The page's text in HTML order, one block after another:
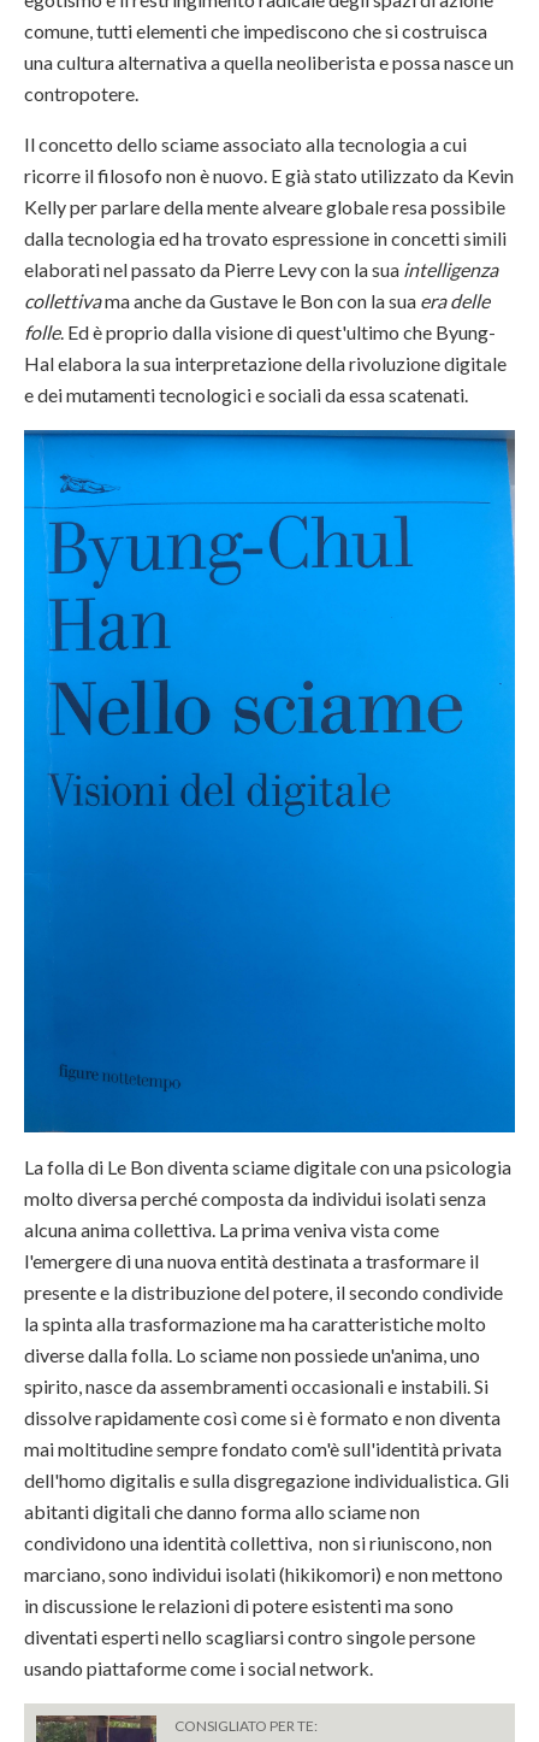
comune, tutti elementi che impediscono che si costruisca
una cultura alternativa a quella neoliberista e possa nasce un
contropotere.
Il concetto dello sciame associato alla tecnologia a cui
ricorre il filosofo non è nuovo. E già stato utilizzato da Kevin
Kelly per parlare della mente alveare globale resa possibile
dalla tecnologia ed ha trovato espressione in concetti simili
elaborati nel passato da Pierre Levy con la sua intelligenza
collettivama anche da Gustave le Bon con la sua era delle
folle. Ed è proprio dalla visione di quest'ultimo che Byung-
Hal elabora la sua interpretazione della rivoluzione digitale
e dei mutamenti tecnologici e sociali da essa scatenati.
La folla di Le Bon diventa sciame digitale con una psicologia
molto diversa perché composta da individui isolati senza
alcuna anima collettiva. La prima veniva vista come
l'emergere di una nuova entità destinata a trasformare il
presente e la distribuzione del potere, il secondo condivide
la spinta alla trasformazione ma ha caratteristiche molto
diverse dalla folla. Lo sciame non possiede un'anima, uno
spirito, nasce da assembramenti occasionali e instabili. Si
dissolve rapidamente così come si è formato e non diventa
mai moltitudine sempre fondato com'è sull'identità privata
dell'homo digitalis e sulla disgregazione individualistica. Gli
abitanti digitali che danno forma allo sciame non
condividono una identità collettiva, non si riuniscono, non
marciano, sono individui isolati (hikikomori) e non mettono
in discussione le relazioni di potere esistenti ma sono
diventati esperti nello scagliarsi contro singole persone
usando piattaforme come i social network.
CONSIGLIATO PER TE: